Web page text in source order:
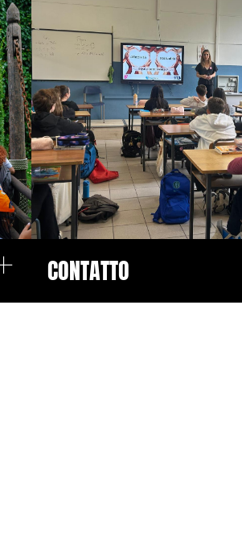
CONTATTO